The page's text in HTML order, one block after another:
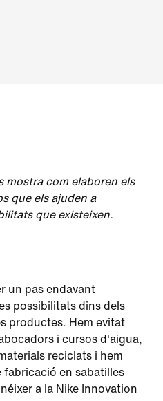
mostra com elaboren els
que els ajuden a
que existeixen.
un pas endavant
possibilitats dins dels
productes. Hem evitat
i cursos d'aigua,
reciclats i hem
fabricació en sabatilles
a la Nike Innovation